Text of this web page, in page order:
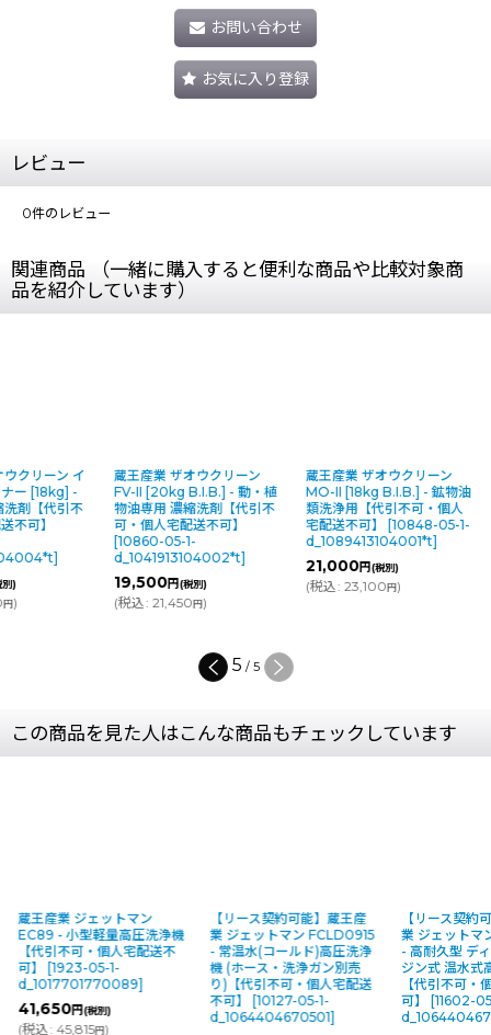
お問い合わせ
お気に入り登録
レビュー
0件のレビュー
関連商品 （一緒に購入すると便利な商品や比較対象商
品を紹介しています）
クリーン イ
ー [18kg] -
剤【代引不
不可】
]
別)
円)
蔵王産業 ザオウクリーン
FV-II [20kg B.I.B.] - 動・植
物油専用 濃縮洗剤【代引不
可・個人宅配送不可】
[10860-05-1-
d_1041913104002*t]
19,500円(税別)
(税込: 21,450円)
蔵王産業 ザオウクリーン
MO-II [18kg B.I.B.] - 鉱物油
類洗浄用【代引不可・個人
宅配送不可】
[10848-05-1-
d_1089413104001*t]
21,000円(税別)
(税込: 23,100円)
5 / 5
この商品を見た人はこんな商品もチェックしています
蔵王産業 ジェットマン
EC89 - 小型軽量高圧洗浄機
【代引不可・個人宅配送不
可】
[1923-05-1-
d_1017701770089]
41,650円(税別)
(税込: 45,815円)
【リース契約可能】蔵王産
業 ジェットマン FCLD0915
- 常温水(コールド)高圧洗浄
機 (ホース・洗浄ガン別売
り)【代引不可・個人宅配送
不可】
[10127-05-1-
d_1064404670501]
【リース契約
業 ジェットマ
- 高耐久型 デ
ジン式 温水式
【代引不可・
可】
[11602-